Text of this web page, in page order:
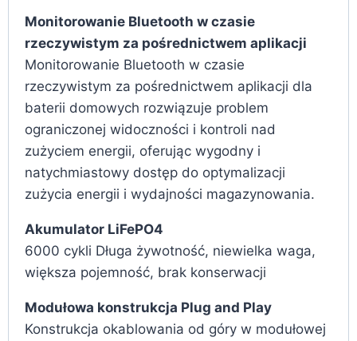
Monitorowanie Bluetooth w czasie
rzeczywistym za pośrednictwem aplikacji
Monitorowanie Bluetooth w czasie
rzeczywistym za pośrednictwem aplikacji dla
baterii domowych rozwiązuje problem
ograniczonej widoczności i kontroli nad
zużyciem energii, oferując wygodny i
natychmiastowy dostęp do optymalizacji
zużycia energii i wydajności magazynowania.
Akumulator LiFePO4
6000 cykli Długa żywotność, niewielka waga,
większa pojemność, brak konserwacji
Modułowa konstrukcja Plug and Play
Konstrukcja okablowania od góry w modułowej